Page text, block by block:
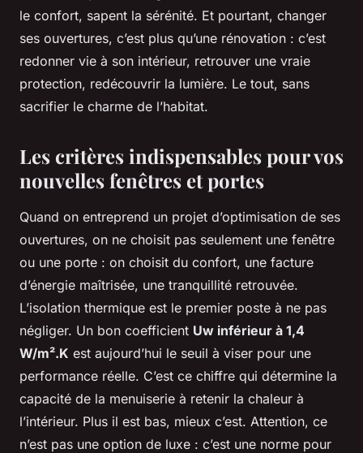
le confort, sapent la sérénité. Et pourtant, changer
ses ouvertures, c’est plus qu’une rénovation : c’est
redonner vie à son intérieur, retrouver une vraie
protection, redécouvrir la lumière. Le tout, sans
sacrifier le charme de l’habitat.
Les critères indispensables pour vos
nouvelles fenêtres et portes
Quand on entreprend un projet d’optimisation de ses
ouvertures, on ne choisit pas seulement une fenêtre
ou une porte : on choisit du confort, une facture
d’énergie maîtrisée, une tranquillité retrouvée.
L’isolation thermique est le premier poste à ne pas
négliger. Un bon coefficient Uw inférieur à 1,4
W/m².K est aujourd’hui le seuil à viser pour une
performance réelle. C’est ce chiffre qui détermine la
capacité de la menuiserie à retenir la chaleur à
l’intérieur. Plus il est bas, mieux c’est. Attention, ce
n’est pas une option de luxe : c’est une norme pour